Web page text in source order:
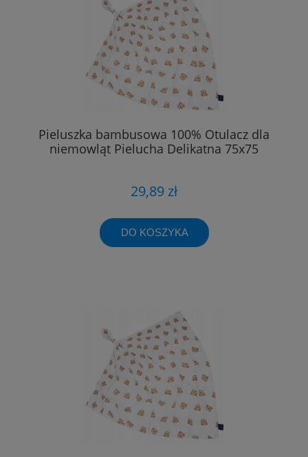
Pieluszka bambusowa 100% Otulacz dla
niemowląt Pielucha Delikatna 75x75
29,89 zł
DO KOSZYKA